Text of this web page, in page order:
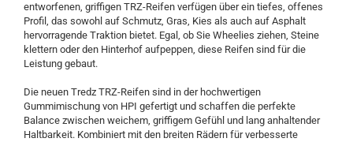
entworfenen, griffigen TRZ-Reifen verfügen über ein tiefes, offenes
Profil, das sowohl auf Schmutz, Gras, Kies als auch auf Asphalt
hervorragende Traktion bietet. Egal, ob Sie Wheelies ziehen, Steine
klettern oder den Hinterhof aufpeppen, diese Reifen sind für die
Leistung gebaut.
Die neuen Tredz TRZ-Reifen sind in der hochwertigen
Gummimischung von HPI gefertigt und schaffen die perfekte
Balance zwischen weichem, griffigem Gefühl und lang anhaltender
Haltbarkeit. Kombiniert mit den breiten Rädern für verbesserte